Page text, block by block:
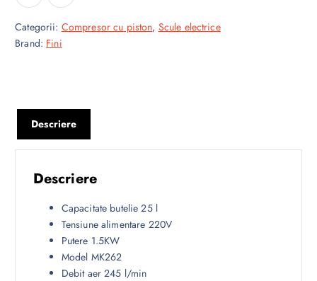
Categorii: Compresor cu piston, Scule electrice
Brand: Fini
Descriere
Descriere
Capacitate butelie 25 l
Tensiune alimentare 220V
Putere 1.5KW
Model MK262
Debit aer 245 l/min